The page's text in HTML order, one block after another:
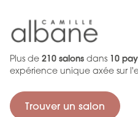
Plus de 210 salons dans 10
expérience unique axée sur
Trouver un salon